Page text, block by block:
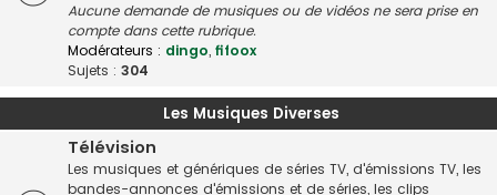
Aucune demande de musiques ou de vidéos ne sera prise en
compte dans cette rubrique.
Modérateurs : dingo, fifoox
Sujets : 304
Les Musiques Diverses
Télévision
Les musiques et génériques de séries TV, d'émissions TV, les
bandes-annonces d'émissions et de séries, les clips